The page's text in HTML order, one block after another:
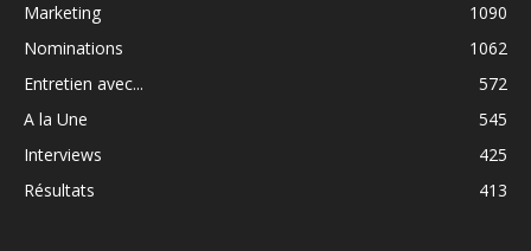
Marketing
1090
Nominations
1062
Entretien avec...
572
A la Une
545
Interviews
425
Résultats
413